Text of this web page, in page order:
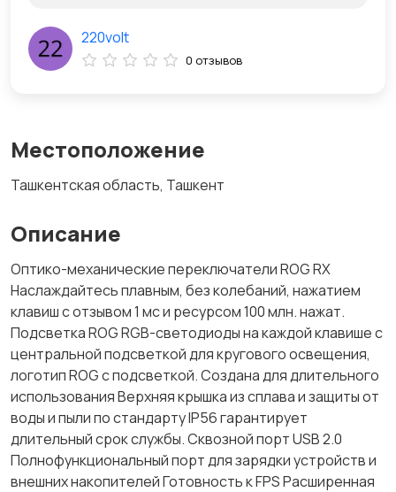
Местоположение
Ташкентская область, Ташкент
Описание
Оптико-механические переключатели ROG RX
Наслаждайтесь плавным, без колебаний, нажатием
клавиш с отзывом 1 мс и ресурсом 100 млн. нажат.
Подсветка ROG RGB-светодиоды на каждой клавише с
центральной подсветкой для кругового освещения,
логотип ROG с подсветкой. Создана для длительного
использования Верхняя крышка из сплава и защиты от
воды и пыли по стандарту IP56 гарантирует
длительный срок службы. Сквозной порт USB 2.0
Полнофункциональный порт для зарядки устройств и
внешних накопителей Готовность к FPS Расширенная
220volt
0 отзывов